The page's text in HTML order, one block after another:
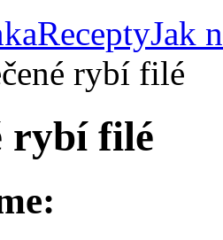
ReceptyJak
rybí filé
rybí filé